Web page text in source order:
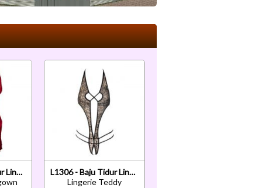
L1212 - Baju Tidur Lingerie Nightgown Sleepwear Midi Dress Tali Silang Merah Transparan
L1306 - Baju Tidur Lingerie Teddy Bodysuit Dress Halter Macan Tutul Coklat Transparan Crotchless
Lingerie Teddy